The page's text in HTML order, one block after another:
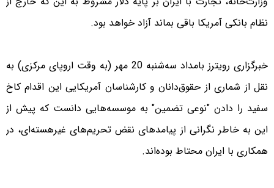
نظام بانکی آمریکا باقی بماند آزاد خواهد بود.
خبرگزاری رویترز بامداد سه‌شنبه 20 مهر (به وقت اروپای مرکزی) به
نقل از شماری از حقوق‌دانان و کارشناسان آمریکایی این اقدام کاخ
سفید را دادن "نوعی تضمین" به موسسه‌هایی دانست که پیش از
این به خاطر نگرانی از پیامدهای نقض تحریم‌های غیرهسته‌ای، در
همکاری با ایران محتاط بوده‌اند.